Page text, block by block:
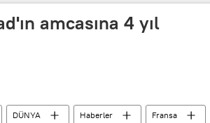
amcasına 4 yıl
DÜNYA Haberler
Fransa